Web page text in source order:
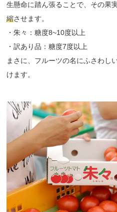
生懸命に踏ん張ることで、その果
縮させます。
・朱々：糖度8~10度以上
・訳あり品：糖度7度以上
まさに、フルーツの名にふさわし
けます。